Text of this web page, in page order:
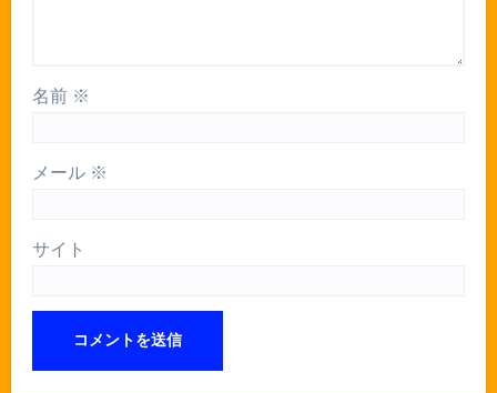
名前 ※
メール ※
サイト